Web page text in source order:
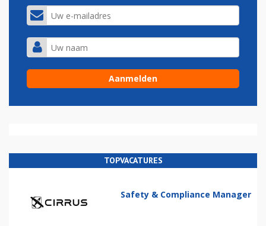
TOPVACATURES
Safety & Compliance Manager